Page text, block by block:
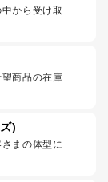
から受け取
商品の在庫
)
まの体型に